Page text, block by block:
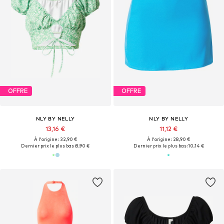
OFFRE
NLY BY NELLY
13,16 €
À l'origine : 32,90 €
Dernier prix le plus bas :8,90 €
OFFRE
NLY BY NELLY
11,12 €
À l'origine : 28,90 €
Dernier prix le plus bas :10,14 €